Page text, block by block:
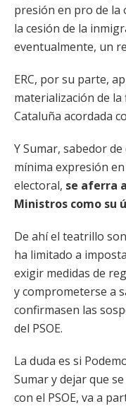
presión en pro de la
la cesión de la
eventualmente, un
ERC, por su parte,
materialización de
Cataluña acordada
Y Sumar, sabedor
mínima expresión
electoral, se aferra
Ministros como su
De ahí el teatrillo
ha limitado a
exigir medidas de
y comprometerse a
confirmasen las
del PSOE.
La duda es si
Sumar y dejar que
con el PSOE, va a